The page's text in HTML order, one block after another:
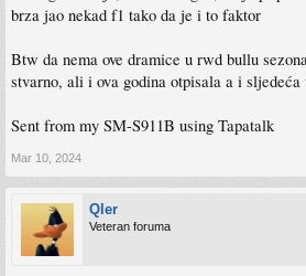
brza jao nekad f1 tako da je i to faktor
Btw da nema ove dramice u rwd bullu
stvarno, ali i ova godina otpisala a i sljedeća
Sent from my SM-S911B using Tapatalk
Mar 10, 2024
Qler
Veteran foruma